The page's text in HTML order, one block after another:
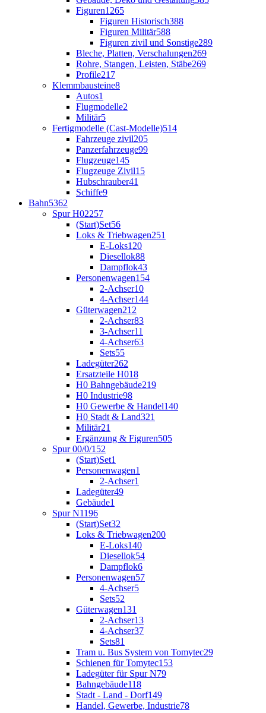
Figuren1265
Figuren Historisch388
Figuren Militär588
Figuren zivil und Sonstige289
Bleche, Platten, Verschalungen269
Rohre, Stangen, Leisten, Stäbe269
Profile217
Klemmbausteine8
Autos1
Flugmodelle2
Militär5
Fertigmodelle (Cast-Modelle)514
Fahrzeuge zivil205
Panzerfahrzeuge99
Flugzeuge145
Flugzeuge Zivil15
Hubschrauber41
Schiffe9
Bahn5362
Spur H02257
(Start)Set56
Loks & Triebwagen251
E-Loks120
Diesellok88
Dampflok43
Personenwagen154
2-Achser10
4-Achser144
Güterwagen212
2-Achser83
3-Achser11
4-Achser63
Sets55
Ladegüter262
Ersatzteile H018
H0 Bahngebäude219
H0 Industrie98
H0 Gewerbe & Handel140
H0 Stadt & Land321
Militär21
Ergänzung & Figuren505
Spur 00/0/1 52
(Start)Set1
Personenwagen1
2-Achser1
Ladegüter49
Gebäude1
Spur N1196
(Start)Set32
Loks & Triebwagen200
E-Loks140
Diesellok54
Dampflok6
Personenwagen57
4-Achser5
Sets52
Güterwagen131
2-Achser13
4-Achser37
Sets81
Tram u. Bus System von Tomytec29
Schienen für Tomytec153
Ladegüter für Spur N79
Bahngebäude118
Stadt - Land - Dorf149
Handel, Gewerbe, Industrie78